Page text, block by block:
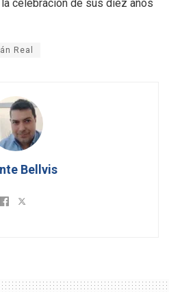
celebración de sus diez años
Real
Bellvis